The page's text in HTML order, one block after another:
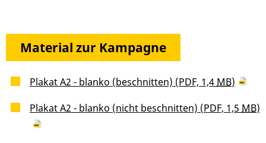
Material zur Kampagne
Plakat A2 - blanko (beschnitten) (PDF, 1,4 MB)
Plakat A2 - blanko (nicht beschnitten) (PDF, 1,5 MB)